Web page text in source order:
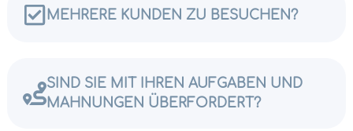
MEHRERE KUNDEN ZU BESUCHEN?
SIND SIE MIT IHREN AUFGABEN UND
MAHNUNGEN ÜBERFORDERT?